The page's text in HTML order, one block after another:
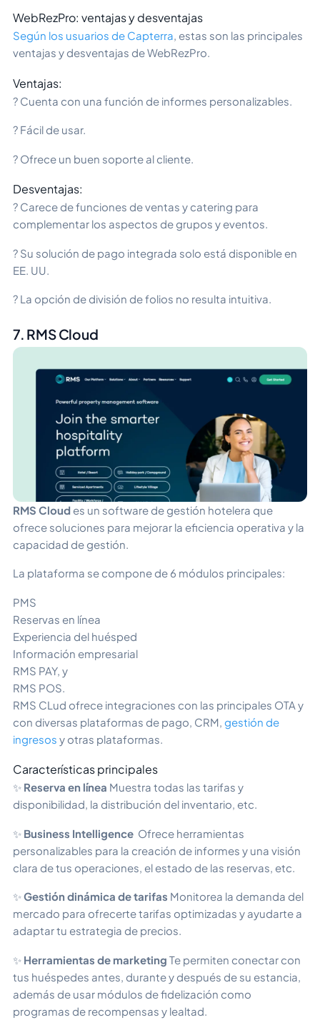
WebRezPro: ventajas y desventajas
Según los usuarios de Capterra, estas son las principales
ventajas y desventajas de WebRezPro.
Ventajas:
? Cuenta con una función de informes personalizables.
? Fácil de usar.
? Ofrece un buen soporte al cliente.
Desventajas:
? Carece de funciones de ventas y catering para
complementar los aspectos de grupos y eventos.
? Su solución de pago integrada solo está disponible en
EE. UU.
? La opción de división de folios no resulta intuitiva.
7. RMS Cloud
RMS Cloud es un software de gestión hotelera que
ofrece soluciones para mejorar la eficiencia operativa y la
capacidad de gestión.
La plataforma se compone de 6 módulos principales:
PMS
Reservas en línea
Experiencia del huésped
Información empresarial
RMS PAY, y
RMS POS.
RMS CLud ofrece integraciones con las principales OTA y
con diversas plataformas de pago, CRM, gestión de
ingresos y otras plataformas.
Características principales
✨ Reserva en línea Muestra todas las tarifas y
disponibilidad, la distribución del inventario, etc.
✨ Business Intelligence Ofrece herramientas
personalizables para la creación de informes y una visión
clara de tus operaciones, el estado de las reservas, etc.
✨Gestión dinámica de tarifas Monitorea la demanda del
mercado para ofrecerte tarifas optimizadas y ayudarte a
adaptar tu estrategia de precios.
✨ Herramientas de marketing Te permiten conectar con
tus huéspedes antes, durante y después de su estancia,
además de usar módulos de fidelización como
programas de recompensas y lealtad.